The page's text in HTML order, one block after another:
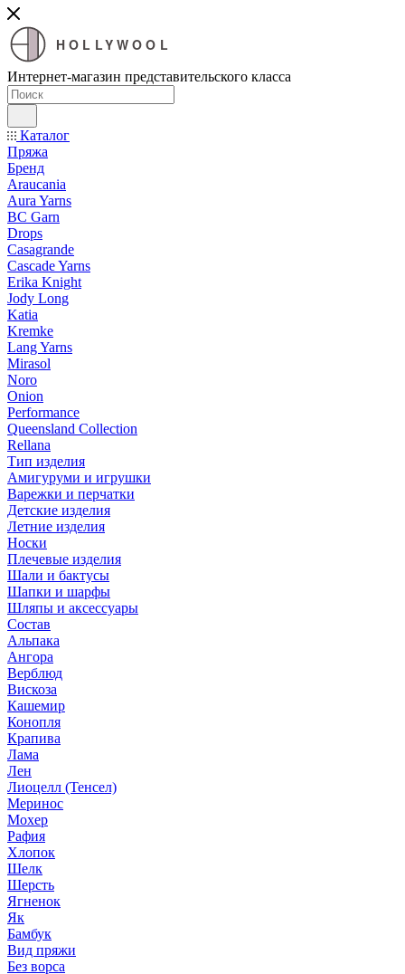
HOLLYWOOL
Интернет-магазин представительского класса
Каталог
Пряжа
Бренд
Araucania
Aura Yarns
BC Garn
Drops
Casagrande
Cascade Yarns
Erika Knight
Jody Long
Katia
Kremke
Lang Yarns
Mirasol
Noro
Onion
Performance
Queensland Collection
Rellana
Тип изделия
Амигуруми и игрушки
Варежки и перчатки
Детские изделия
Летние изделия
Носки
Плечевые изделия
Шали и бактусы
Шапки и шарфы
Шляпы и аксессуары
Состав
Альпака
Ангора
Верблюд
Вискоза
Кашемир
Конопля
Крапива
Лама
Лен
Лиоцелл (Тенсел)
Меринос
Мохер
Рафия
Хлопок
Шелк
Шерсть
Ягненок
Як
Бамбук
Вид пряжи
Без ворса